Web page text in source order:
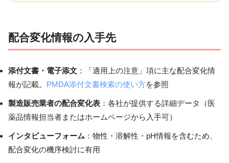
配合変化情報の入手先
添付文書・電子添文 ：「適用上の注意」項に主な配合変化情
報が記載。 PMDA添付文書検索の使い方を参照
製造販売業者の配合変化表 ：各社が提供する詳細データ（医
薬品情報担当者またはホームページから入手可）
インタビューフォーム ：物性・溶解性・pH情報を含むため、
配合変化の機序検討に有用